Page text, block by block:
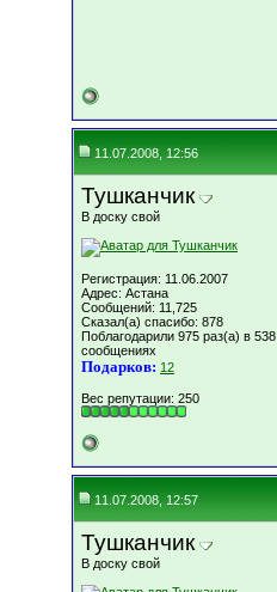
11.07.2008, 12:56
Тушканчик
В доску свой
Регистрация: 11.06.2007
Адрес: Астана
Сообщений: 11,725
Сказал(а) спасибо: 878
Поблагодарили 975 раз(а) в 538
сообщениях
Подарков: 12
Вес репутации: 250
11.07.2008, 12:57
Тушканчик
В доску свой